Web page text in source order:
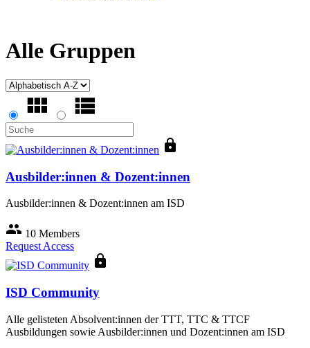
Alle Gruppen
lock
Ausbilder:innen & Dozent:innen
Ausbilder:innen & Dozent:innen am ISD
group 10 Members
Request Access
lock
ISD Community
Alle gelisteten Absolvent:innen der TTT, TTC & TTCF
Ausbildungen sowie Ausbilder:innen und Dozent:innen am ISD